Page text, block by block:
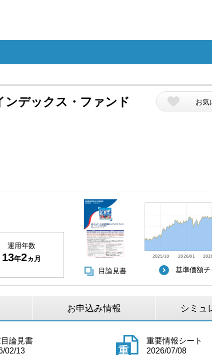
ンデックス・ファンド
お気
運用年数
13年2ヵ月
目論見書
基準価額チ
お申込み情報 シミュ
論見書
02/13
重要情報シート
2026/07/08